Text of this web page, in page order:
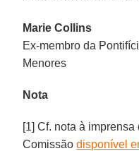
Marie Collins
Ex-membro da
Menores
Nota
[1] Cf. nota à
Comissãodisponível